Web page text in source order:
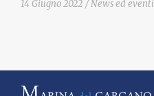
14 Giugno 2022 News ed eventi